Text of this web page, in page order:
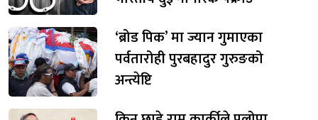
‘ब्रोड पिक’ मा ज्यान गुमाएका
पर्वतारोही पुरबहादुर गुरुङको
अन्त्येष्टि